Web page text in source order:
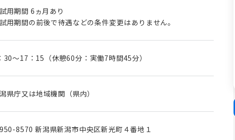
用期間 6ヵ月あり
用期間の前後で待遇などの条件変更はありません。
30～17：15（休憩60分：実働7時間45分）
県庁又は地域機関（県内）
8570 新潟県新潟市中央区新光町４番地１